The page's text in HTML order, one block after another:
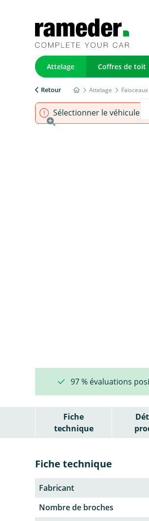
Attelage Coffres de toit
Retour Attelage Faisceaux
Sélectionner le véhicule
97 % évaluations
Fiche
technique
Fiche technique
Fabricant
Nombre de broches